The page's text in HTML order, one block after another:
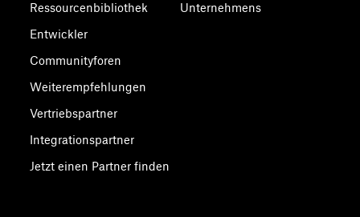
Ressourcenbibliothek
Entwickler
Communityforen
Weiterempfehlungen
Vertriebspartner
Integrationspartner
Jetzt einen Partner finden
Unternehmens